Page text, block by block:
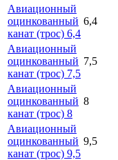
Авиационный
оцинкованный
канат (трос) 6,4
6,4
Авиационный
оцинкованный
канат (трос) 7,5
7,5
Авиационный
оцинкованный
канат (трос) 8
8
Авиационный
оцинкованный
канат (трос) 9,5
9,5